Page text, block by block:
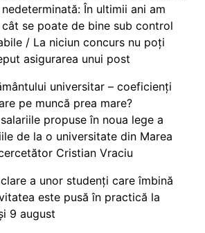
În ultimii ani am
se poate de bine sub control
/ La niciun concurs nu poți
asigurarea unui post
universitar – coeficienți
pe muncă prea mare?
propuse în noua lege a
de la o universitate din Marea
Cristian Vraciu
a unor studenți care îmbină
este pusă în practică la
9 august